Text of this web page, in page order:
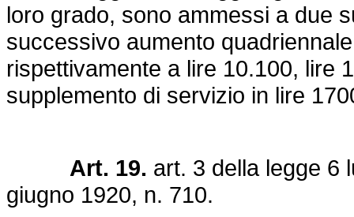
loro grado, sono ammessi a due
successivo aumento
rispettivamente a lire 10.100, lire
supplemento di servizio in lire
Art. 19. art. 3 della legge 6
giugno 1920, n. 710.